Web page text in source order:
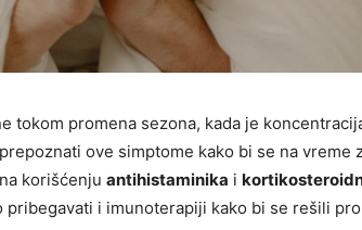
tokom promena sezona, kada je
ove simptome kako bi se na vreme
korišćenju antihistaminika i
i imunoterapiji kako bi se rešili